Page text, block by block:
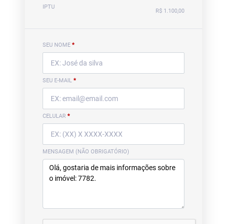
IPTU
R$ 1.100,00
SEU NOME *
SEU E-MAIL *
CELULAR *
MENSAGEM (NÃO OBRIGATÓRIO)